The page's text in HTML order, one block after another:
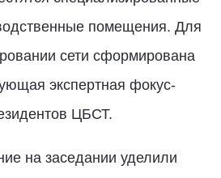
помещения. Для
сети сформирована
экспертная фокус-
ЦБСТ.
на заседании уделили